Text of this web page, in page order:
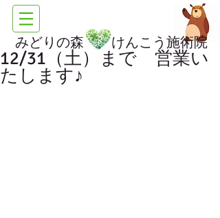
みどりの森 けんこう施術院
12/31（土）まで 営業い
たします♪